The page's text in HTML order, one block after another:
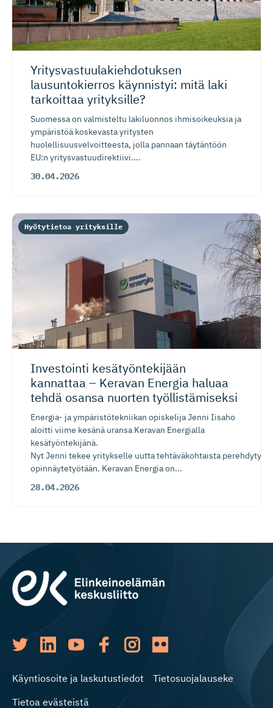
Yritysvas­tuu­la­kieh­do­tuksen
lausuntokierros käynnistyi: mitä laki
tarkoittaa yrityksille?
Suomessa on valmisteltu lakiluonnos ihmisoikeuksia ja
ympäristöä koskevasta yritysten
huolellisuusvelvoitteesta, jolla pannaan täytäntöön
EU:n yritysvastuudirektiivi....
30.04.2026
Investointi kesätyönte­kijään
kannattaa – Keravan Energia haluaa
tehdä osansa nuorten työllistä­miseksi
Energia- ja ympäristötekniikan opiskelija Jenni Iisaho
aloitti viime kesänä uransa Keravan Energialla
kesätyöntekijänä.
Nyt Jenni tekee yritykselle uutta tehtäväkohtaista
opinnäytetyötään. Keravan Energia on...
28.04.2026
Hyötytietoa yrityksille
Käyntiosoite ja laskutustiedot
Tietosuojalauseke
Tietoa evästeistä